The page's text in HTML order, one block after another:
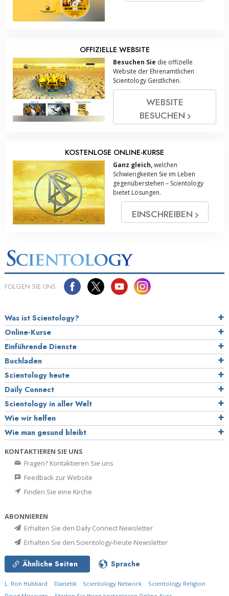
OFFIZIELLE WEBSITE
Besuchen Sie die offizielle
Website der Ehrenamtlichen
Scientology Geistlichen.
WEBSITE
BESUCHEN
KOSTENLOSE ONLINE-KURSE
Ganz gleich,welchen
Schwierigkeiten Sie im Leben
gegenüberstehen – Scientology
bietet Lösungen.
EINSCHREIBEN
FOLGEN SIE UNS
Was ist Scientology?
Online-Kurse
Einführende Dienste
Buchladen
Scientology heute
Daily Connect
Scientology in aller Welt
Wie wir helfen
Wie man gesund bleibt
KONTAKTIEREN SIE UNS
Fragen? Kontaktieren Sie uns
Feedback zur Website
Finden Sie eine Kirche
ABONNIEREN
Erhalten Sie den Daily Connect Newsletter
Erhalten Sie den Scientology-heute-Newsletter
Ähnliche Seiten Sprache
L. Ron Hubbard Dianetik Scientology Network
Scientology Religion